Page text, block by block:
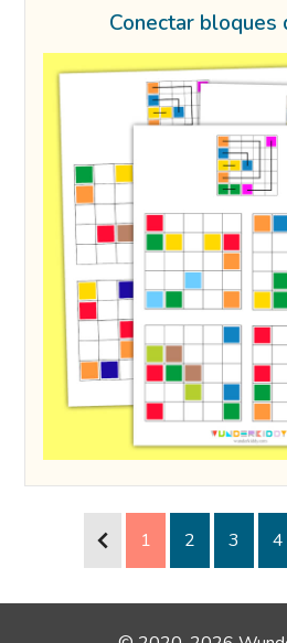
Conectar bloques
1 2 3 4